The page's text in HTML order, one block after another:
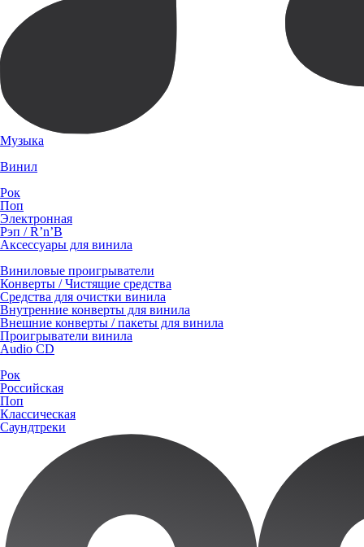
Музыка
Винил
Рок
Поп
Электронная
Рэп / R’n’B
Аксессуары для винила
Виниловые проигрыватели
Конверты / Чистящие средства
Средства для очистки винила
Внутренние конверты для винила
Внешние конверты / пакеты для винила
Проигрыватели винила
Audio CD
Рок
Российская
Поп
Классическая
Саундтреки